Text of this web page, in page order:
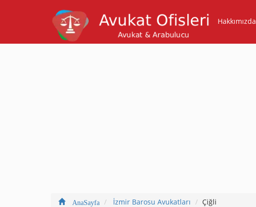
Hakkımızda
AnaSayfa İzmir Barosu Avukatları Çiğli